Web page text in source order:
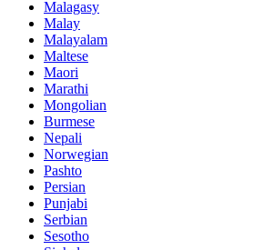
Malagasy
Malay
Malayalam
Maltese
Maori
Marathi
Mongolian
Burmese
Nepali
Norwegian
Pashto
Persian
Punjabi
Serbian
Sesotho